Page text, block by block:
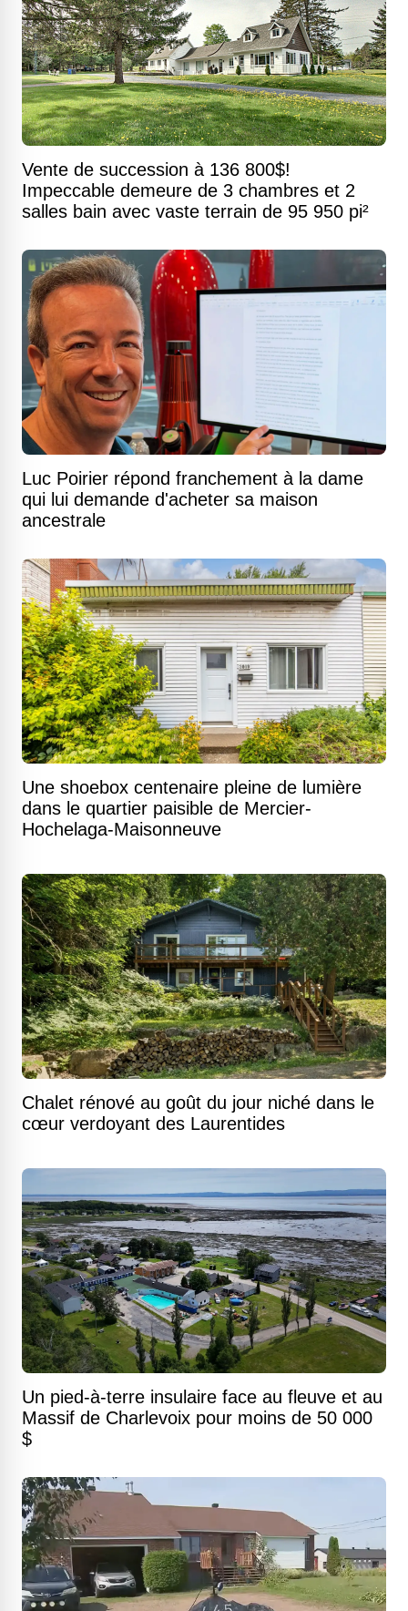
Vente de succession à 136 800$!
Impeccable demeure de 3 chambres et 2
salles bain avec vaste terrain de 95 950 pi²
Luc Poirier répond franchement à la dame
qui lui demande d'acheter sa maison
ancestrale
Une shoebox centenaire pleine de lumière
dans le quartier paisible de Mercier-
Hochelaga-Maisonneuve
Chalet rénové au goût du jour niché dans le
cœur verdoyant des Laurentides
Un pied-à-terre insulaire face au fleuve et au
Massif de Charlevoix pour moins de 50 000
$